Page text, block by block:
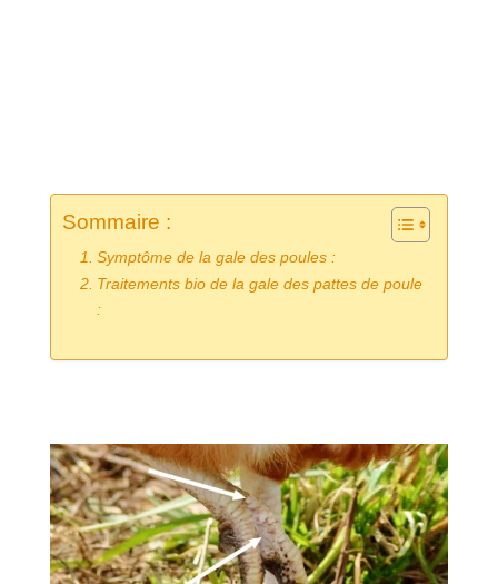
Sommaire :
Symptôme de la gale des poules :
Traitements bio de la gale des pattes de poule
: